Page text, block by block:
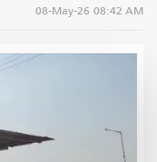
08-May-26 08:42 AM